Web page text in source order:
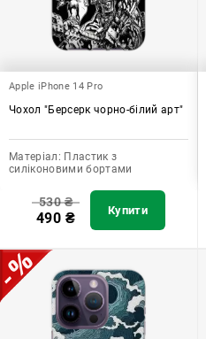
Apple iPhone 14 Pro
Чохол "Берсерк чорно-білий арт"
Матеріал: Пластик з
силіконовими бортами
530₴
490 ₴ Купити